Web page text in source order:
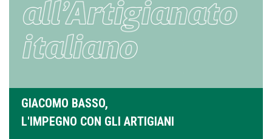
GIACOMO BASSO,
L'IMPEGNO CON GLI ARTIGIANI